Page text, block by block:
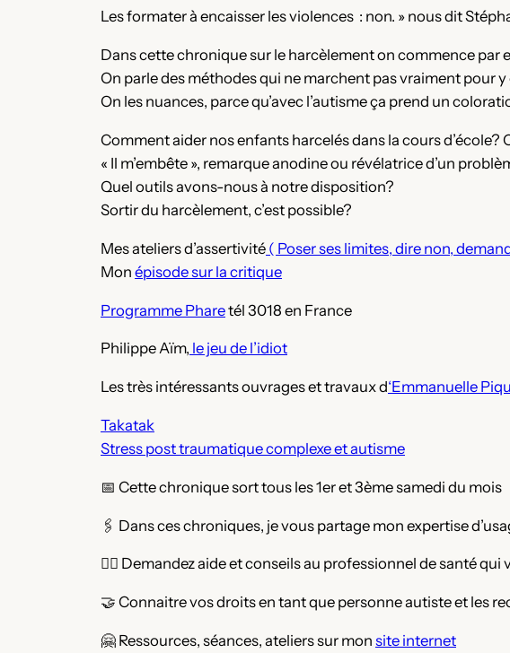
Les formater à encaisser les violences : non. » nous dit
Dans cette chronique sur le harcèlement on commence par
On parle des méthodes qui ne marchent pas vraiment pour
On les nuances, parce qu’avec l’autisme ça prend un
Comment aider nos enfants harcelés dans la cours
« Il m’embête », remarque anodine ou révélatrice d’un
Quel outils avons-nous à notre disposition?
Sortir du harcèlement, c’est possible?
Mes ateliers d’assertivité ( Poser ses limites, dire non,
Mon épisode sur la critique
Programme Pharetél 3018 en France
Philippe Aïm, le jeu de l’idiot
Les très intéressants ouvrages et travaux d‘Emmanuelle
Takatak
Stress post traumatique complexe et autisme
📅 Cette chronique sort tous les 1er et 3ème samedi du mois
🖇️ Dans ces chroniques, je vous partage mon expertise
🧑‍⚕️ Demandez aide et conseils au professionnel de santé
🤝 Connaitre vos droits en tant que personne autiste et les
🤗 Ressources, séances, ateliers sur mon site internet